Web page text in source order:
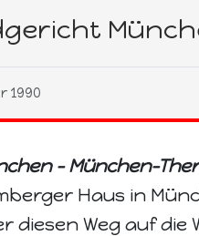
1990
- München-
Haus in
diesen Weg auf die